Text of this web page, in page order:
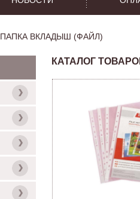
ПАПКА ВКЛАДЫШ (ФАЙЛ)
КАТАЛОГ